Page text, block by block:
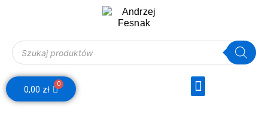
Menu
Wyszukiwarka produktów
0,00 zł
0
Wózek